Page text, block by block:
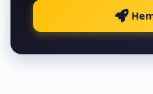
Temel Vuruş Teknikleri